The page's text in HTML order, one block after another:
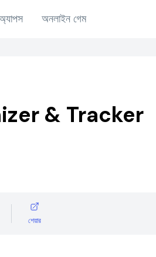
অনলাইন গেম
& Tracker
শেয়ার